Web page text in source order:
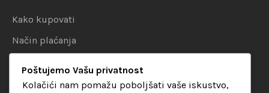
Kako kupovati
Način plaćanja
Politika privatnosti
Poštujemo Vašu privatnost
Kolačići nam pomažu poboljšati vaše iskustvo,